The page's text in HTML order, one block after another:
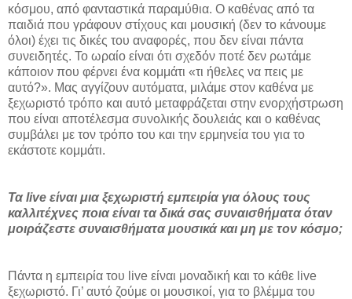
κόσμου, από φανταστικά παραμύθια. Ο καθένας από τα
παιδιά που γράφουν στίχους και μουσική (δεν το κάνουμε
όλοι) έχει τις δικές του αναφορές, που δεν είναι πάντα
συνειδητές. Το ωραίο είναι ότι σχεδόν ποτέ δεν ρωτάμε
κάποιον που φέρνει ένα κομμάτι «τι ήθελες να πεις με
αυτό?». Μας αγγίζουν αυτόματα, μιλάμε στον καθένα με
ξεχωριστό τρόπο και αυτό μεταφράζεται στην ενορχήστρωση
που είναι αποτέλεσμα συνολικής δουλειάς και ο καθένας
συμβάλει με τον τρόπο του και την ερμηνεία του για το
εκάστοτε κομμάτι.
Τα live είναι μια ξεχωριστή εμπειρία για όλους τους
καλλιτέχνες ποια είναι τα δικά σας συναισθήματα όταν
μοιράζεστε συναισθήματα μουσικά και μη με τον κόσμο;
Πάντα η εμπειρία του live είναι μοναδική και το κάθε live
ξεχωριστό. Γι’ αυτό ζούμε οι μουσικοί, για το βλέμμα του